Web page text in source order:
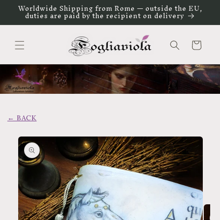
direttamente
ai contenuti
Worldwide Shipping from Rome — outside the EU,
duties are paid by the recipient on delivery
Carrello
← BACK
Passa alle
informazioni
sul prodotto